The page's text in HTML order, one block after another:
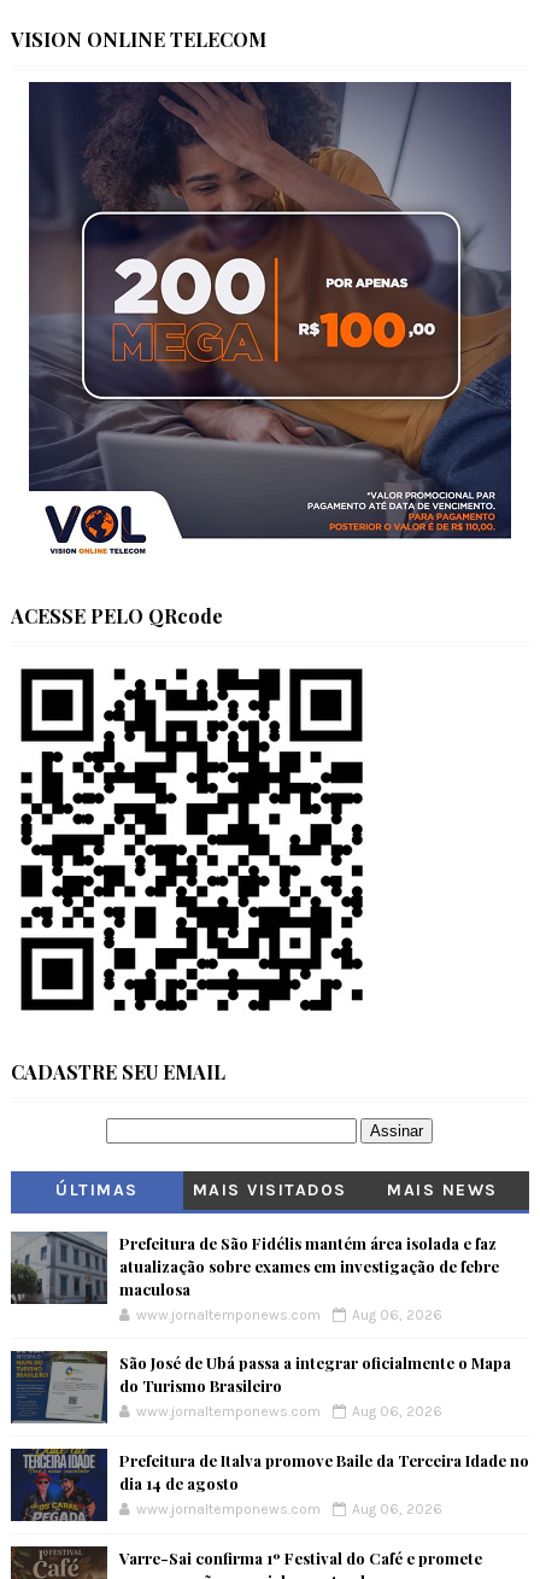
VISION ONLINE TELECOM
ACESSE PELO QRcode
CADASTRE SEU EMAIL
ÚLTIMAS MAIS VISITADOS MAIS NEWS
Prefeitura de São Fidélis mantém área isolada e faz
atualização sobre exames em investigação de febre
maculosa
www.jornaltemponews.com Aug 06, 2026
São José de Ubá passa a integrar oficialmente o Mapa
do Turismo Brasileiro
www.jornaltemponews.com Aug 06, 2026
Prefeitura de Italva promove Baile da Terceira Idade no
dia 14 de agosto
www.jornaltemponews.com Aug 06, 2026
Varre-Sai confirma 1º Festival do Café e promete